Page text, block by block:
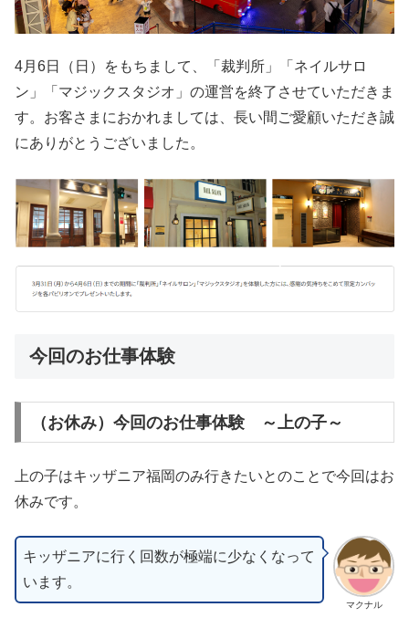
4月6日（日）をもちまして、「裁判所」「ネイルサロ
ン」「マジックスタジオ」の運営を終了させていただきま
す。お客さまにおかれましては、長い間ご愛顧いただき誠
にありがとうございました。
今回のお仕事体験
（お休み）今回のお仕事体験 ～上の子～
上の子はキッザニア福岡のみ行きたいとのことで今回はお
休みです。
マクナル
キッザニアに行く回数が極端に少なくなって
います。